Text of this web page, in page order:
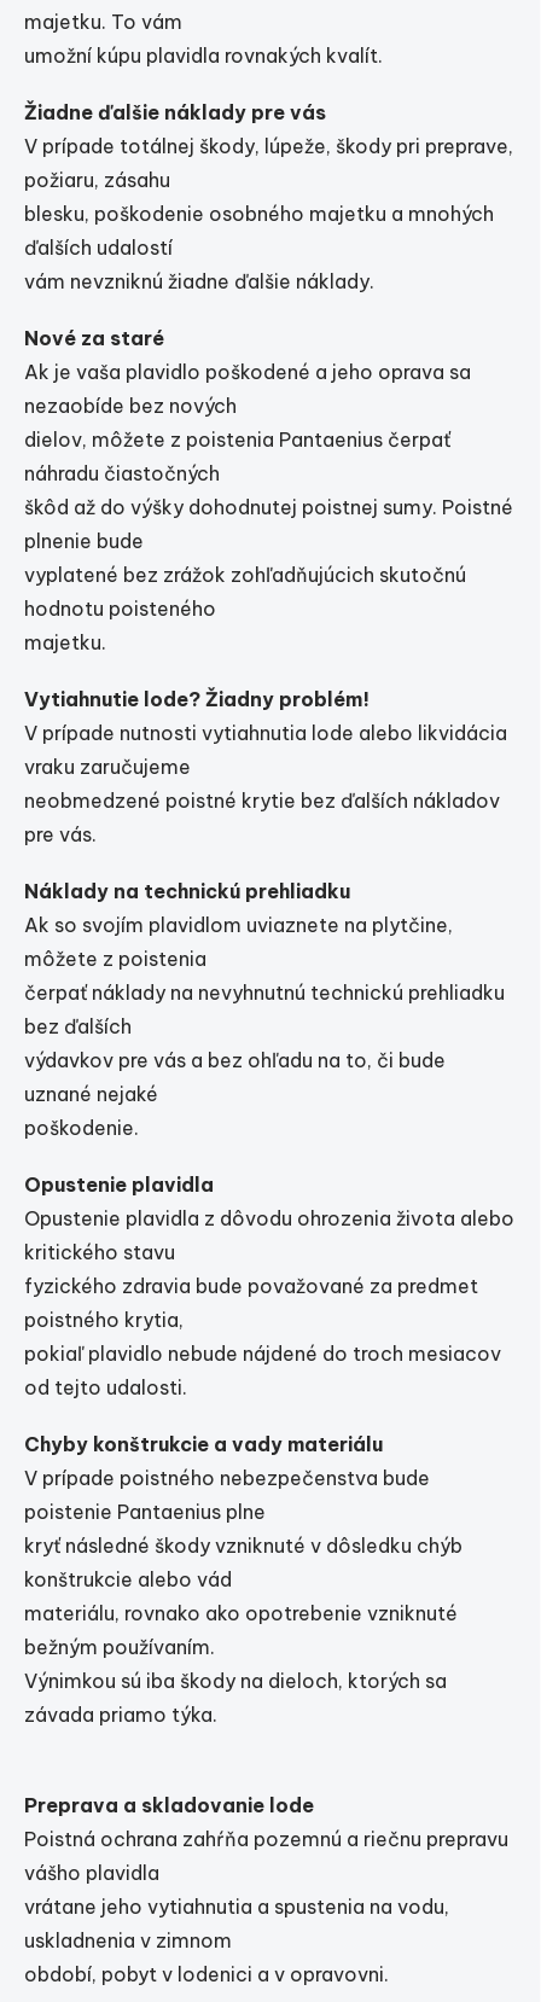
majetku. To vám
umožní kúpu plavidla rovnakých kvalít.
Žiadne ďalšie náklady pre vás
V prípade totálnej škody, lúpeže, škody pri preprave,
požiaru, zásahu
blesku, poškodenie osobného majetku a mnohých
ďalších udalostí
vám nevzniknú žiadne ďalšie náklady.
Nové za staré
Ak je vaša plavidlo poškodené a jeho oprava sa
nezaobíde bez nových
dielov, môžete z poistenia Pantaenius čerpať
náhradu čiastočných
škôd až do výšky dohodnutej poistnej sumy. Poistné
plnenie bude
vyplatené bez zrážok zohľadňujúcich skutočnú
hodnotu poisteného
majetku.
Vytiahnutie lode? Žiadny problém!
V prípade nutnosti vytiahnutia lode alebo likvidácia
vraku zaručujeme
neobmedzené poistné krytie bez ďalších nákladov
pre vás.
Náklady na technickú prehliadku
Ak so svojím plavidlom uviaznete na plytčine,
môžete z poistenia
čerpať náklady na nevyhnutnú technickú prehliadku
bez ďalších
výdavkov pre vás a bez ohľadu na to, či bude
uznané nejaké
poškodenie.
Opustenie plavidla
Opustenie plavidla z dôvodu ohrozenia života alebo
kritického stavu
fyzického zdravia bude považované za predmet
poistného krytia,
pokiaľ plavidlo nebude nájdené do troch mesiacov
od tejto udalosti.
Chyby konštrukcie a vady materiálu
V prípade poistného nebezpečenstva bude
poistenie Pantaenius plne
kryť následné škody vzniknuté v dôsledku chýb
konštrukcie alebo vád
materiálu, rovnako ako opotrebenie vzniknuté
bežným používaním.
Výnimkou sú iba škody na dieloch, ktorých sa
závada priamo týka.
Preprava a skladovanie lode
Poistná ochrana zahŕňa pozemnú a riečnu prepravu
vášho plavidla
vrátane jeho vytiahnutia a spustenia na vodu,
uskladnenia v zimnom
období, pobyt v lodenici a v opravovni.